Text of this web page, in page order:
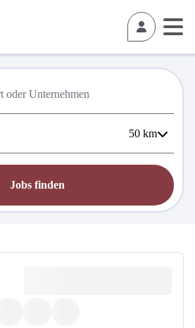
50 km
Jobs finden